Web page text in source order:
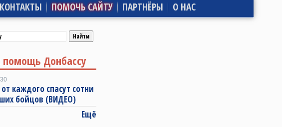
КОНТАКТЫ ПОМОЧЬ САЙТУ ПАРТНЁРЫ О НАС
помощь Донбассу
каждого спасут сотни
бойцов (ВИДЕО)
Ещё